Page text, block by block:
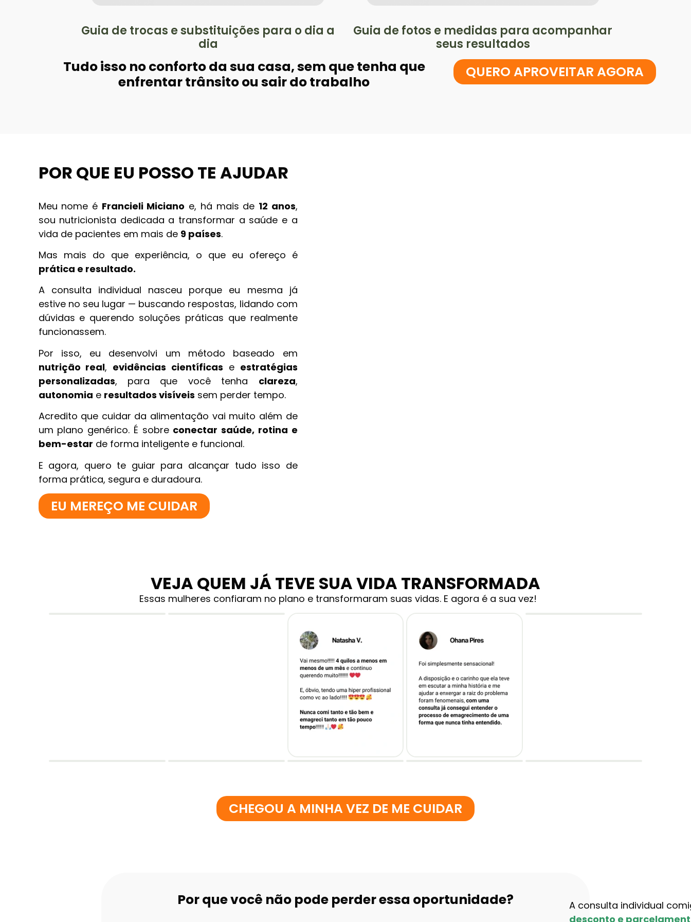
Guia de trocas e substituições para o dia a
dia
Guia de fotos e medidas para acompanhar
seus resultados
Tudo isso no conforto da sua casa, sem que tenha que
enfrentar trânsito ou sair do trabalho
QUERO APROVEITAR AGORA
POR QUE EU POSSO TE AJUDAR
Meu nome é Francieli Miciano e, há mais de 12 anos,
sou nutricionista dedicada a transformar a saúde e a
vida de pacientes em mais de 9 países.
Mas mais do que experiência, o que eu ofereço é
prática e resultado.
A consulta individual nasceu porque eu mesma já
estive no seu lugar — buscando respostas, lidando com
dúvidas e querendo soluções práticas que realmente
funcionassem.
Por isso, eu desenvolvi um método baseado em
nutrição real, evidências científicas e estratégias
personalizadas, para que você tenha clareza,
autonomia e resultados visíveis sem perder tempo.
Acredito que cuidar da alimentação vai muito além de
um plano genérico. É sobre conectar saúde, rotina e
bem-estar de forma inteligente e funcional.
E agora, quero te guiar para alcançar tudo isso de
forma prática, segura e duradoura.
EU MEREÇO ME CUIDAR
VEJA QUEM JÁ TEVE SUA VIDA TRANSFORMADA
Essas mulheres confiaram no plano e transformaram suas vidas. E agora é a sua vez!
CHEGOU A MINHA VEZ DE ME CUIDAR
Por que você não pode perder essa oportunidade?
A consulta individual
desconto e